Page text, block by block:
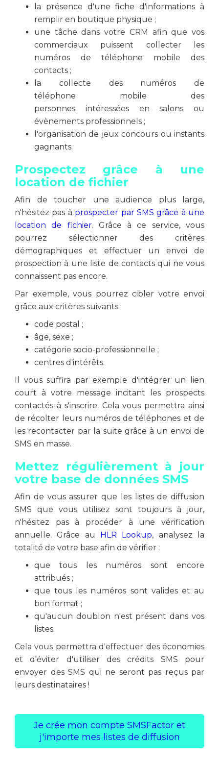
la présence d'une fiche d'informations à
remplir en boutique physique ;
une tâche dans votre CRM afin que vos
commerciaux puissent collecter les
numéros de téléphone mobile des
contacts ;
la collecte des numéros de
téléphone mobile des
personnes intéressées en salons ou
évènements professionnels ;
l'organisation de jeux concours ou instants
gagnants.
Prospectez grâce à une
location de fichier
Afin de toucher une audience plus large,
n'hésitez pas à prospecter par SMS grâce à une
location de fichier. Grâce à ce service, vous
pourrez sélectionner des critères
démographiques et effectuer un envoi de
prospection à une liste de contacts qui ne vous
connaissent pas encore.
Par exemple, vous pourrez cibler votre envoi
grâce aux critères suivants :
code postal ;
âge, sexe ;
catégorie socio-professionnelle ;
centres d'intérêts.
Il vous suffira par exemple d'intégrer un lien
court à votre message incitant les prospects
contactés à s'inscrire. Cela vous permettra ainsi
de récolter leurs numéros de téléphones et de
les recontacter par la suite grâce à un envoi de
SMS en masse.
Mettez régulièrement à jour
votre base de données SMS
Afin de vous assurer que les listes de diffusion
SMS que vous utilisez sont toujours à jour,
n'hésitez pas à procéder à une vérification
annuelle. Grâce au HLR Lookup, analysez la
totalité de votre base afin de vérifier :
que tous les numéros sont encore
attribués ;
que tous les numéros sont valides et au
bon format ;
qu'aucun doublon n'est présent dans vos
listes.
Cela vous permettra d'effectuer des économies
et d'éviter d'utiliser des crédits SMS pour
envoyer des SMS qui ne seront pas reçus par
leurs destinataires !
Je crée mon compte SMSFactor et
j'importe mes listes de diffusion